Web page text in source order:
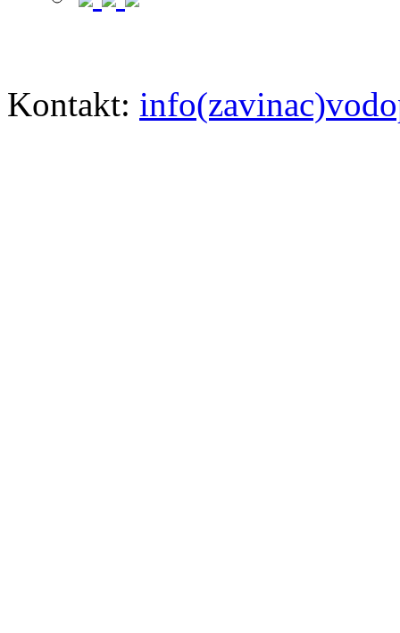
Kontakt: